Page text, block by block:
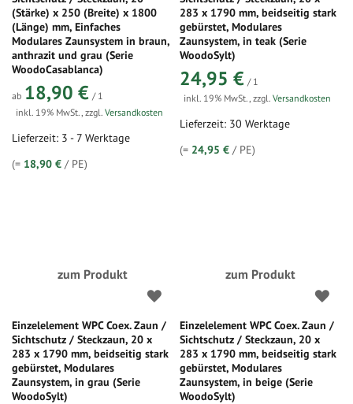
(Stärke) x 250 (Breite) x 1800
(Länge) mm, Einfaches
Modulares Zaunsystem in braun,
anthrazit und grau (Serie
WoodoCasablanca)
ab 18,90 € / 1
inkl. 19% MwSt., zzgl. Versandkosten
Lieferzeit: 3 - 7 Werktage
(= 18,90 € / PE)
283 x 1790 mm, beidseitig stark
gebürstet, Modulares
Zaunsystem, in teak (Serie
WoodoSylt)
24,95 € / 1
inkl. 19% MwSt.,zzgl.Versandkosten
Lieferzeit: 30 Werktage
(= 24,95 € / PE)
zum Produkt
Einzelelement WPC Coex. Zaun /
Sichtschutz / Steckzaun, 20 x
283 x 1790 mm, beidseitig stark
gebürstet, Modulares
Zaunsystem, in grau (Serie
WoodoSylt)
zum Produkt
Einzelelement WPC Coex. Zaun /
Sichtschutz / Steckzaun, 20 x
283 x 1790 mm, beidseitig stark
gebürstet, Modulares
Zaunsystem, in beige (Serie
WoodoSylt)